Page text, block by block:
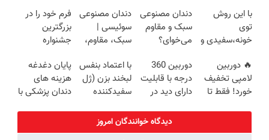
سبک و مقاوم |
پرداخت قسطی
به مدت
محدود)
360°و سازگار با
اندروید و ios
پرداخت
اقساطی 💳 📍
تهران
با این روش
توی
خونه،سفیدی و
برگردون
(40%off)
دندان مصنوعی
سبک و مقاوم
می‌خوای؟
اقساطی هم
داریم!😍 | 📍
تهران
دندان مصنوعی
سوئیسی |
سبک، مقاوم،
رایگان+پرداخت
اقساطی😍
فرم خود را در
بزرگترین
جشنواره
پر کنید ! | فقط
۲۵ میلیون
🔥 دوربین
لامپی تخفیف
خورد! فقط تا
دوربین 360
درجه با قابلیت
دارای دید در
تخفیف بخر!!
با اعتماد بنفس
لبخند بزن (ژل
سفیدکننده
پایان دغدغه
هزینه های
دندان پزشکی با
دیدگاه خوانندگان امروز